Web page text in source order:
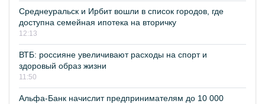
Среднеуральск и Ирбит вошли в список городов, где
доступна семейная ипотека на вторичку
12:13
ВТБ: россияне увеличивают расходы на спорт и
здоровый образ жизни
11:50
Альфа-Банк начислит предпринимателям до 10 000